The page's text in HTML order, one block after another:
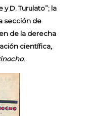
D. Turulato”; la
sección de
de la derecha
científica,
.